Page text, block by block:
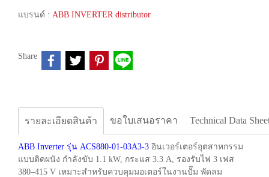
แบรนด์ : ABB INVERTER distributor
Share
รายละเอียดสินค้า ขอใบเสนอราคา Technical Data
ABB Inverter รุ่น ACS880-01-03A3-3 อินเวอร์เตอร์อุตสาหกรรม
แบบติดผนัง กำลังขับ 1.1 kW, กระแส 3.3 A, รองรับไฟ 3 เฟส
380–415 V เหมาะสำหรับควบคุมมอเตอร์ในงานปั๊ม พัดลม